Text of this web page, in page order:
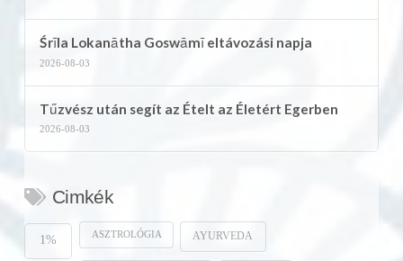
Śrīla Lokanātha Goswāmī eltávozási napja
2026-08-03
Tűzvész után segít az Ételt az Életért Egerben
2026-08-03
Cimkék
1% ASZTROLÓGIA AYURVEDA